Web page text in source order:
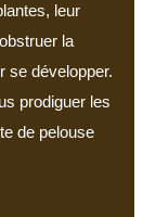
leur
la
se développer.
prodiguer les
de pelouse